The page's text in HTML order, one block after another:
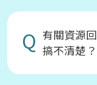
Q 有關資源
搞不清楚？